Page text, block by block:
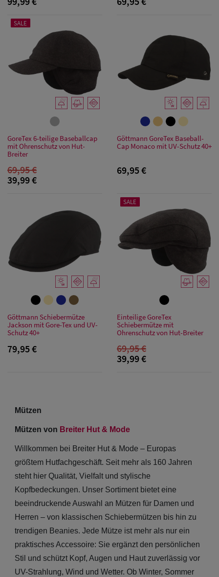
& Visoren
Herren
Snapback Caps
SALE
GoreTex 6-teilige Baseballcap
mit Ohrenschutz von Hut-
Breiter
69,95 €
39,99 €
Göttmann GoreTex Baseball-
Cap Monaco mit UV-Schutz 40+
69,95 €
Göttmann Schiebermütze
Jackson mit Gore-Tex und UV-
Schutz 40+
79,95 €
SALE
Einteilige GoreTex
Schiebermütze mit
Ohrenschutz von Hut-Breiter
69,95 €
39,99 €
Mützen
Mützen von Breiter Hut & Mode
Willkommen bei Breiter Hut & Mode – Europas
größtem Hutfachgeschäft. Seit mehr als 160 Jahren
steht hier Qualität, Vielfalt und stylische
Kopfbedeckungen. Unser Sortiment bietet eine
beeindruckende Auswahl an Mützen für Damen und
Herren – von klassischen Schiebermützen bis hin zu
trendigen Beanies. Jede Mütze ist mehr als nur ein
praktisches Accessoire: Sie ergänzt den persönlichen
Stil und schützt Kopf, Augen und Haut zuverlässig vor
UV-Strahlung, Wind und Wetter. Ob Winter, Sommer